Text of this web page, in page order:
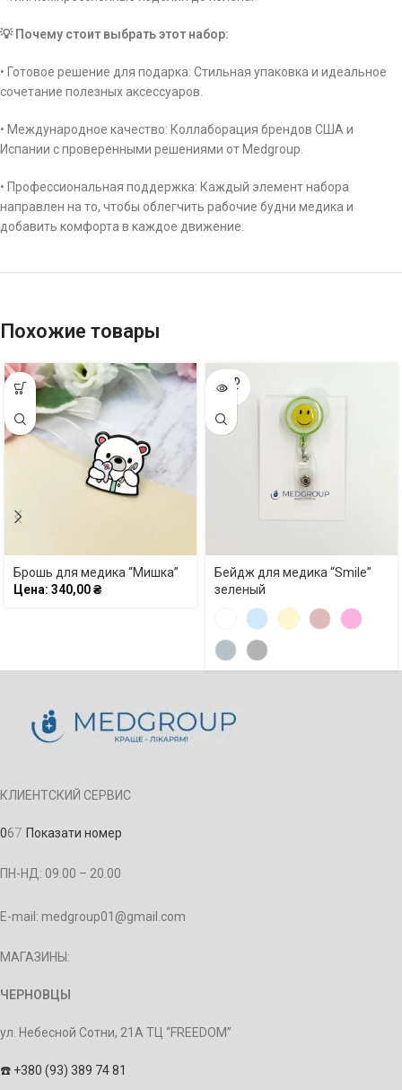
💡 Почему стоит выбрать этот набор:
• Готовое решение для подарка: Стильная упаковка и идеальное
сочетание полезных аксессуаров.
• Международное качество: Коллаборация брендов США и
Испании с проверенными решениями от Medgroup.
• Профессиональная поддержка: Каждый элемент набора
направлен на то, чтобы облегчить рабочие будни медика и
добавить комфорта в каждое движение.
Похожие товары
Брошь для медика “Мишка”
Цена: 340,00₴
SOLD
OUT
Бейдж для медика “Smile”
зеленый
КЛИЕНТСКИЙ СЕРВИС
067 Показати номер
ПН-НД: 09.00 – 20.00
E-mail: medgroup01@gmail.com
МАГАЗИНЫ:
ЧЕРНОВЦЫ
ул. Небесной Сотни, 21А ТЦ “FREEDOM”
☎️ +380 (93) 389 74 81